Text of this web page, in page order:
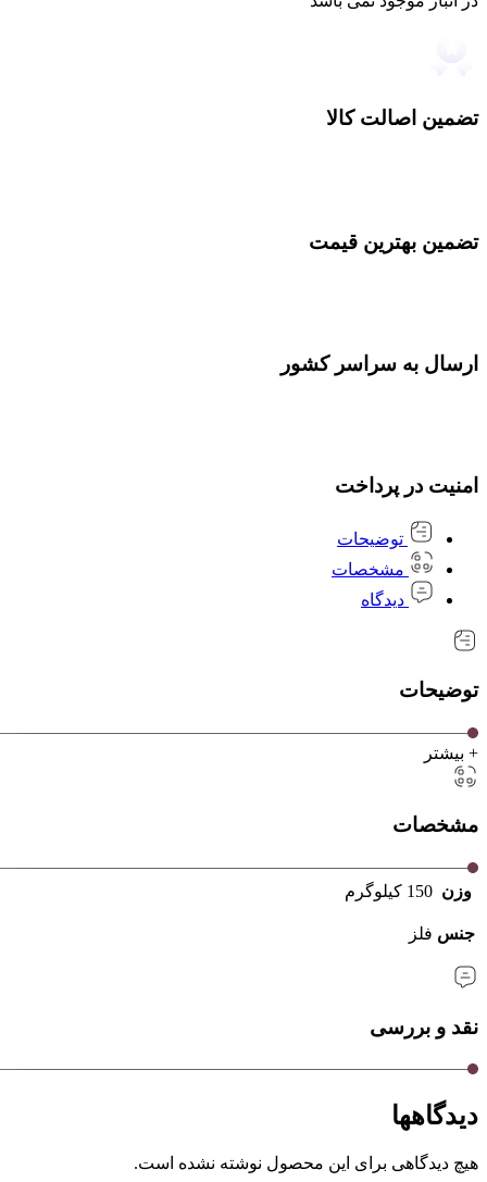
تضمین اصالت کالا
تضمین بهترین قیمت
ارسال به سراسر کشور
امنیت در پرداخت
توضیحات
مشخصات
دیدگاه
توضیحات
+ بیشتر
مشخصات
وزن 150 کیلوگرم
جنس فلز
نقد و بررسی
دیدگاهها
هیچ دیدگاهی برای این محصول نوشته نشده است.